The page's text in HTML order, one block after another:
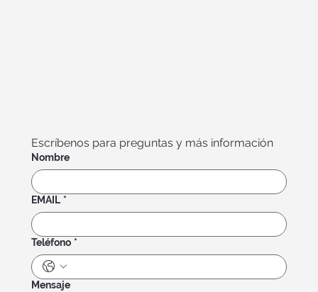
Escríbenos para preguntas y más información
Nombre
EMAIL *
Teléfono *
Mensaje